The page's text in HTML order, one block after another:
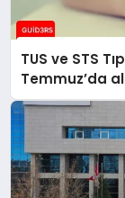
TUS ve STS
Temmuz’da